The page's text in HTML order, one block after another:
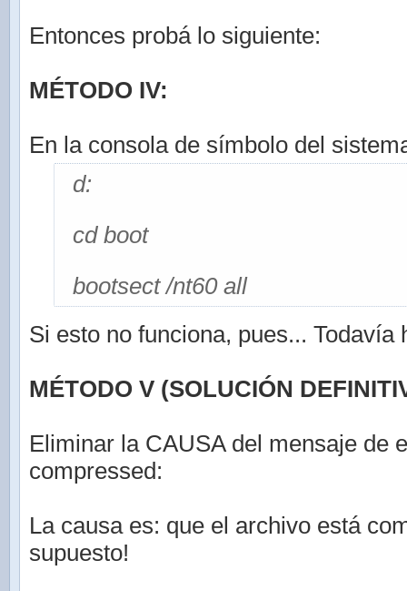
Entonces probá lo siguiente:
MÉTODO IV:
En la consola de símbolo del
d:
cd boot
bootsect /nt60 all
Si esto no funciona, pues... Todavía
MÉTODO V (SOLUCIÓN
Eliminar la CAUSA del mensaje de
compressed:
La causa es: que el archivo está
supuesto!